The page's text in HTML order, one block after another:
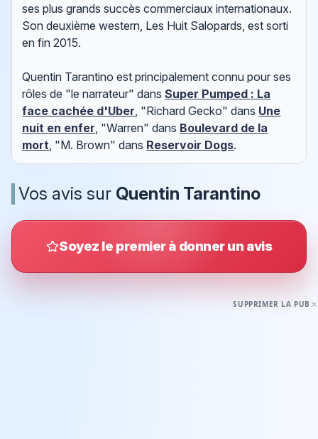
ses plus grands succès commerciaux internationaux.
Son deuxième western, Les Huit Salopards, est sorti
en fin 2015.
Quentin Tarantino est principalement connu pour ses
rôles de "le narrateur" dansSuper Pumped : La
face cachée d'Uber, "Richard Gecko" dans Une
nuit en enfer, "Warren" dans Boulevard de la
mort, "M. Brown" dans Reservoir Dogs.
Vos avis sur Quentin Tarantino
Soyez le premier à donner un avis
SUPPRIMER LA PUB